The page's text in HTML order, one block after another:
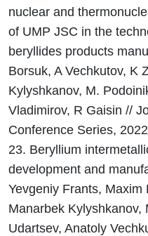
nuclear and
of UMP JSC in the
beryllides products
Borsuk, A Vechkutov, K
Kylyshkanov, M.
Vladimirov, R Gaisin //
Conference Series,
23. Beryllium
development and
Yevgeniy Frants, Maxim
Manarbek Kylyshkanov,
Udartsev, Anatoly